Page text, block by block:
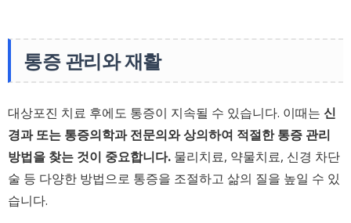
통증 관리와 재활
대상포진 치료 후에도 통증이 지속될 수 있습니다. 이때는 신
경과 또는 통증의학과 전문의와 상의하여 적절한 통증 관리
방법을 찾는 것이 중요합니다. 물리치료, 약물치료, 신경 차단
술 등 다양한 방법으로 통증을 조절하고 삶의 질을 높일 수 있
습니다.